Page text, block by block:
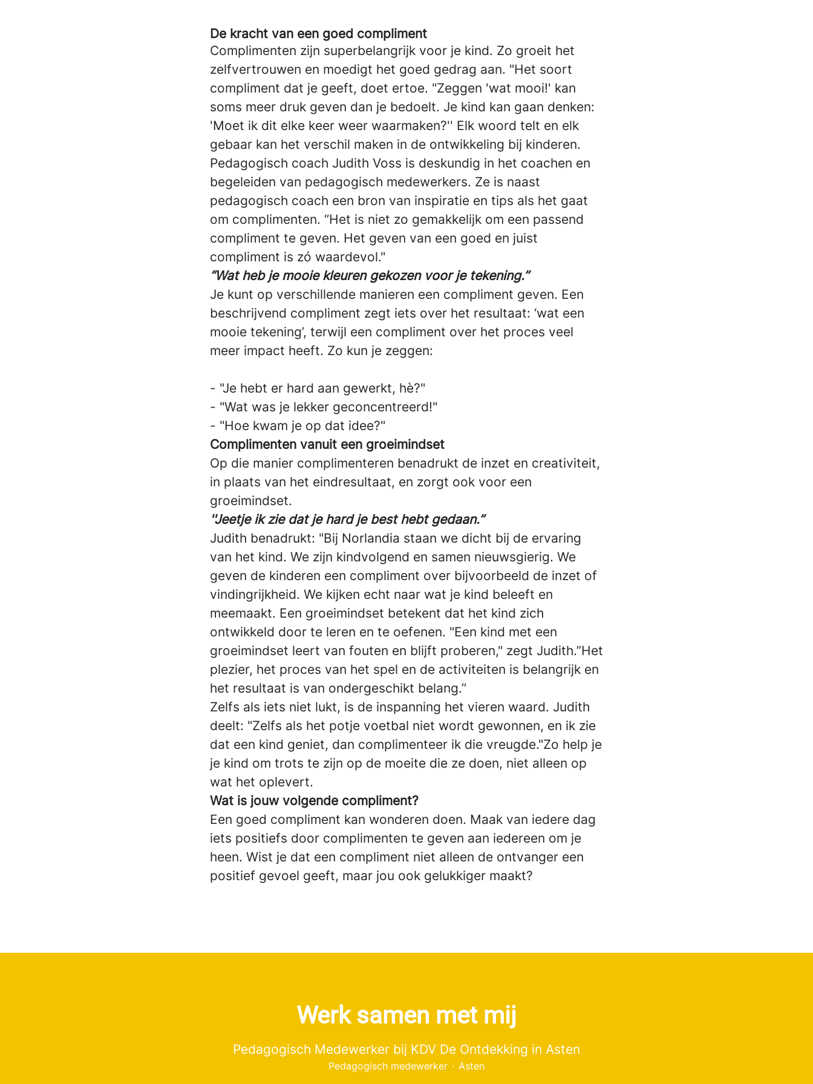
De kracht van een goed compliment
Complimenten zijn superbelangrijk voor je kind. Zo groeit het
zelfvertrouwen en moedigt het goed gedrag aan. "Het soort
compliment dat je geeft, doet ertoe. "Zeggen 'wat mooi!' kan
soms meer druk geven dan je bedoelt. Je kind kan gaan denken:
'Moet ik dit elke keer weer waarmaken?'' Elk woord telt en elk
gebaar kan het verschil maken in de ontwikkeling bij kinderen.
Pedagogisch coach Judith Voss is deskundig in het coachen en
begeleiden van pedagogisch medewerkers. Ze is naast
pedagogisch coach een bron van inspiratie en tips als het gaat
om complimenten. “Het is niet zo gemakkelijk om een passend
compliment te geven. Het geven van een goed en juist
compliment is zó waardevol."
‘’Wat heb je mooie kleuren gekozen voor je tekening.’’
Je kunt op verschillende manieren een compliment geven. Een
beschrijvend compliment zegt iets over het resultaat: ‘wat een
mooie tekening’, terwijl een compliment over het proces veel
meer impact heeft. Zo kun je zeggen:
- "Je hebt er hard aan gewerkt, hè?"
- "Wat was je lekker geconcentreerd!"
- "Hoe kwam je op dat idee?"
Complimenten vanuit een groeimindset
Op die manier complimenteren benadrukt de inzet en creativiteit,
in plaats van het eindresultaat, en zorgt ook voor een
groeimindset.
''Jeetje ik zie dat je hard je best hebt gedaan.’’
Judith benadrukt: "Bij Norlandia staan we dicht bij de ervaring
van het kind. We zijn kindvolgend en samen nieuwsgierig. We
geven de kinderen een compliment over bijvoorbeeld de inzet of
vindingrijkheid. We kijken echt naar wat je kind beleeft en
meemaakt. Een groeimindset betekent dat het kind zich
ontwikkeld door te leren en te oefenen. "Een kind met een
groeimindset leert van fouten en blijft proberen," zegt Judith.”Het
plezier, het proces van het spel en de activiteiten is belangrijk en
het resultaat is van ondergeschikt belang.’’
Zelfs als iets niet lukt, is de inspanning het vieren waard. Judith
deelt: "Zelfs als het potje voetbal niet wordt gewonnen, en ik zie
dat een kind geniet, dan complimenteer ik die vreugde."Zo help je
je kind om trots te zijn op de moeite die ze doen, niet alleen op
wat het oplevert.
Wat is jouw volgende compliment?
Een goed compliment kan wonderen doen. Maak van iedere dag
iets positiefs door complimenten te geven aan iedereen om je
heen. Wist je dat een compliment niet alleen de ontvanger een
positief gevoel geeft, maar jou ook gelukkiger maakt?
Werk samen met mij
Pedagogisch Medewerker bij KDV De Ontdekking in Asten
Pedagogisch medewerker · Asten